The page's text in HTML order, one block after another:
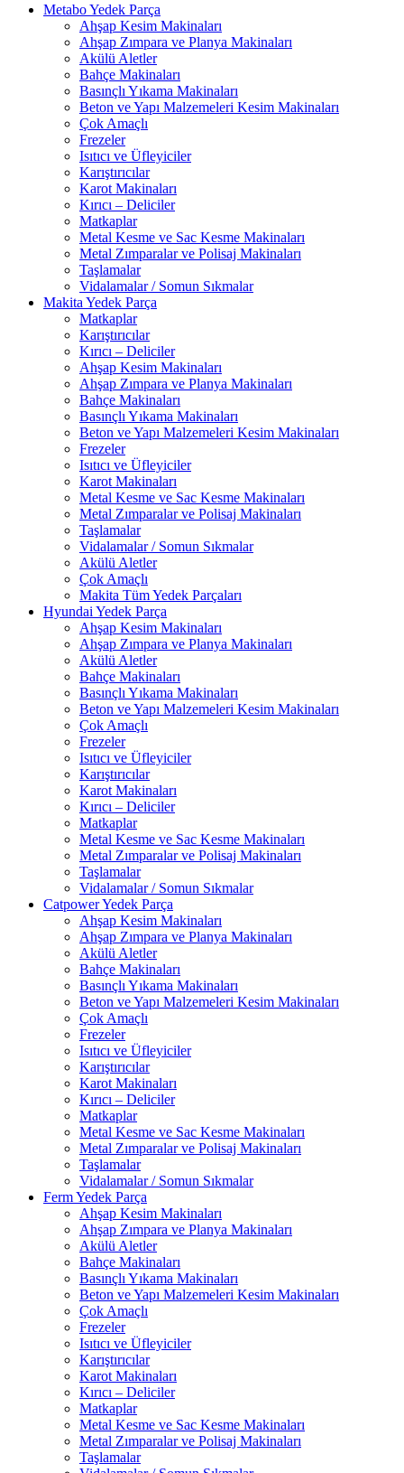
Metabo Yedek Parça
Ahşap Kesim Makinaları
Ahşap Zımpara ve Planya Makinaları
Akülü Aletler
Bahçe Makinaları
Basınçlı Yıkama Makinaları
Beton ve Yapı Malzemeleri Kesim Makinaları
Çok Amaçlı
Frezeler
Isıtıcı ve Üfleyiciler
Karıştırıcılar
Karot Makinaları
Kırıcı – Deliciler
Matkaplar
Metal Kesme ve Sac Kesme Makinaları
Metal Zımparalar ve Polisaj Makinaları
Taşlamalar
Vidalamalar / Somun Sıkmalar
Makita Yedek Parça
Matkaplar
Karıştırıcılar
Kırıcı – Deliciler
Ahşap Kesim Makinaları
Ahşap Zımpara ve Planya Makinaları
Bahçe Makinaları
Basınçlı Yıkama Makinaları
Beton ve Yapı Malzemeleri Kesim Makinaları
Frezeler
Isıtıcı ve Üfleyiciler
Karot Makinaları
Metal Kesme ve Sac Kesme Makinaları
Metal Zımparalar ve Polisaj Makinaları
Taşlamalar
Vidalamalar / Somun Sıkmalar
Akülü Aletler
Çok Amaçlı
Makita Tüm Yedek Parçaları
Hyundai Yedek Parça
Ahşap Kesim Makinaları
Ahşap Zımpara ve Planya Makinaları
Akülü Aletler
Bahçe Makinaları
Basınçlı Yıkama Makinaları
Beton ve Yapı Malzemeleri Kesim Makinaları
Çok Amaçlı
Frezeler
Isıtıcı ve Üfleyiciler
Karıştırıcılar
Karot Makinaları
Kırıcı – Deliciler
Matkaplar
Metal Kesme ve Sac Kesme Makinaları
Metal Zımparalar ve Polisaj Makinaları
Taşlamalar
Vidalamalar / Somun Sıkmalar
Catpower Yedek Parça
Ahşap Kesim Makinaları
Ahşap Zımpara ve Planya Makinaları
Akülü Aletler
Bahçe Makinaları
Basınçlı Yıkama Makinaları
Beton ve Yapı Malzemeleri Kesim Makinaları
Çok Amaçlı
Frezeler
Isıtıcı ve Üfleyiciler
Karıştırıcılar
Karot Makinaları
Kırıcı – Deliciler
Matkaplar
Metal Kesme ve Sac Kesme Makinaları
Metal Zımparalar ve Polisaj Makinaları
Taşlamalar
Vidalamalar / Somun Sıkmalar
Ferm Yedek Parça
Ahşap Kesim Makinaları
Ahşap Zımpara ve Planya Makinaları
Akülü Aletler
Bahçe Makinaları
Basınçlı Yıkama Makinaları
Beton ve Yapı Malzemeleri Kesim Makinaları
Çok Amaçlı
Frezeler
Isıtıcı ve Üfleyiciler
Karıştırıcılar
Karot Makinaları
Kırıcı – Deliciler
Matkaplar
Metal Kesme ve Sac Kesme Makinaları
Metal Zımparalar ve Polisaj Makinaları
Taşlamalar